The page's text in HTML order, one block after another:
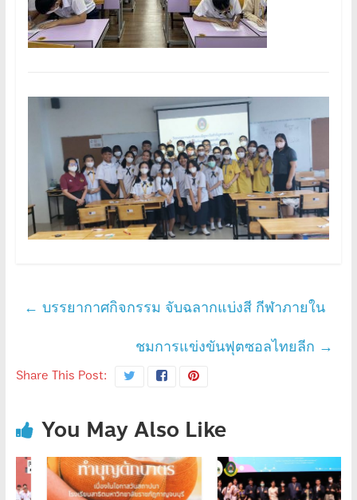
← บรรยากาศกิจกรรม จับฉลากแบ่งสี กีฬาภายใน
ชมการแข่งขันฟุตซอลไทยลีก →
Share This Post:
You May Also Like